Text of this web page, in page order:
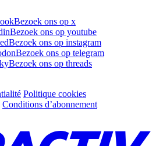
Bezoek ons op x
Bezoek ons op youtube
Bezoek ons op instagram
Bezoek ons op telegram
Bezoek ons op threads
Politique cookies
Conditions d’abonnement